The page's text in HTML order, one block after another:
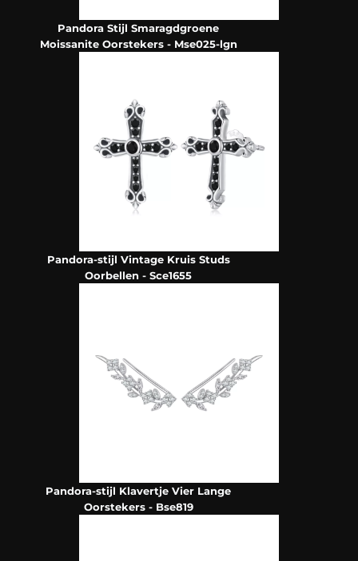
Pandora Stijl Smaragdgroene
Moissanite Oorstekers - Mse025-lgn
Pandora-stijl Vintage Kruis Studs
Oorbellen - Sce1655
Pandora-stijl Klavertje Vier Lange
Oorstekers - Bse819